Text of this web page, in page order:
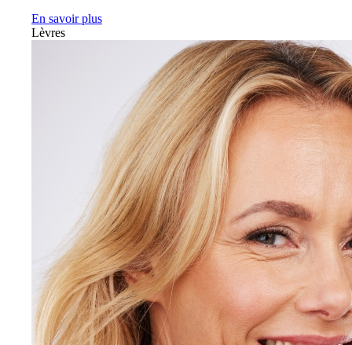
En savoir plus
Lèvres